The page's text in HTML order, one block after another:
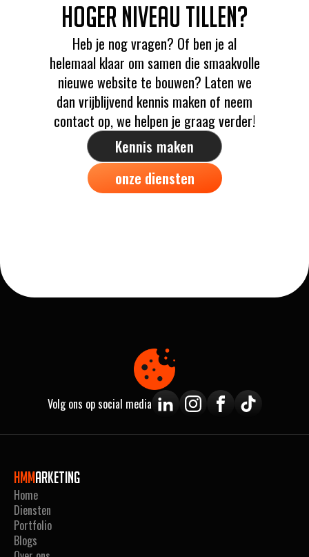
hoger niveau tillen?
Heb je nog vragen? Of ben je al
helemaal klaar om samen die smaakvolle
nieuwe website te bouwen? Laten we
dan vrijblijvend kennis maken of neem
contact op, we helpen je graag verder!
Kennis maken
onze diensten
Volg ons op social media
Hmmarketing
Home
Diensten
Portfolio
Blogs